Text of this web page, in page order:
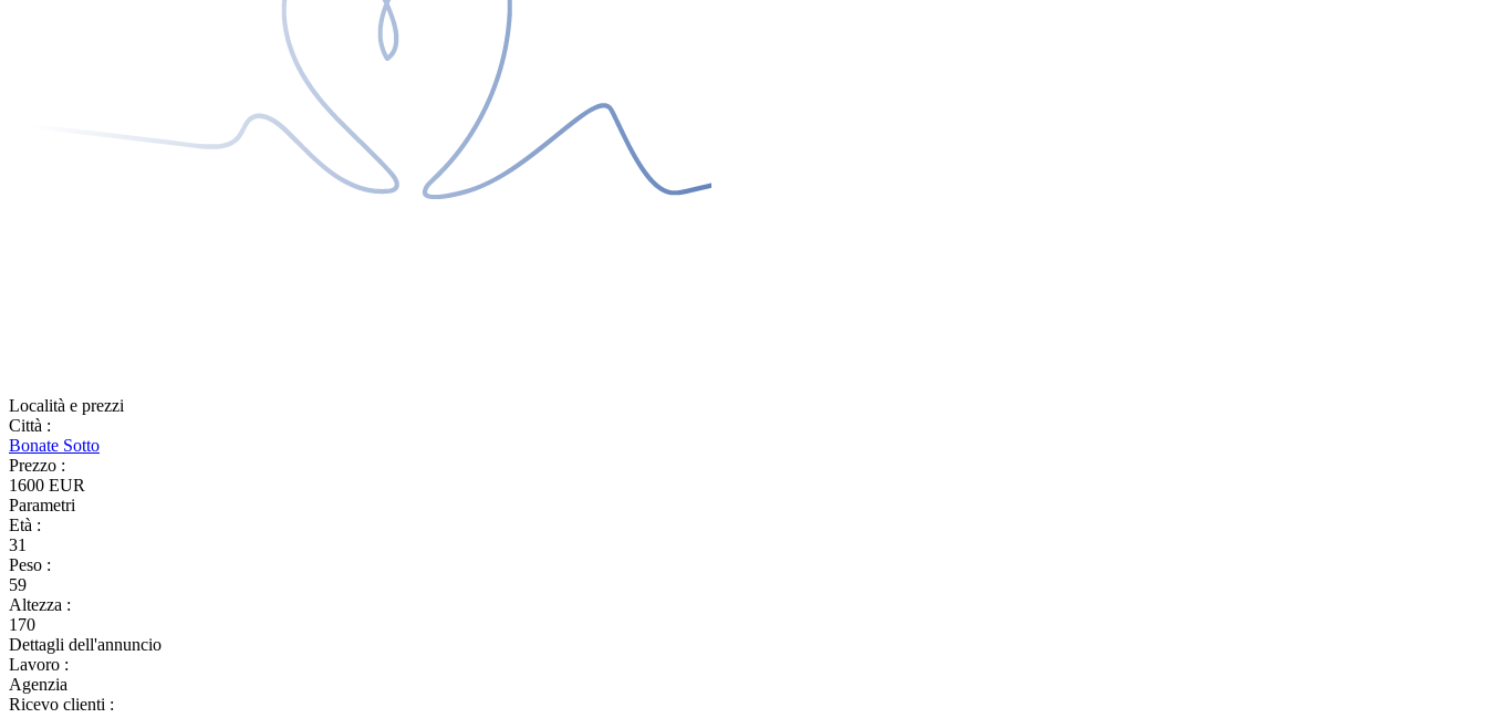
Località e prezzi
Città :
Bonate Sotto
Prezzo :
1600 EUR
Parametri
Età :
31
Peso :
59
Altezza :
170
Dettagli dell'annuncio
Lavoro :
Agenzia
Ricevo clienti :